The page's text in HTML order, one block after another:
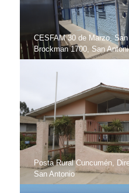
CESFAM 30 de Marzo,
Brockman 1700, San
Posta Rural Cuncumén,
San Antonio